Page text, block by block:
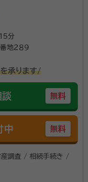
分
地２８９
承ります/
無料
中 無料
調査 / 相続手続き /